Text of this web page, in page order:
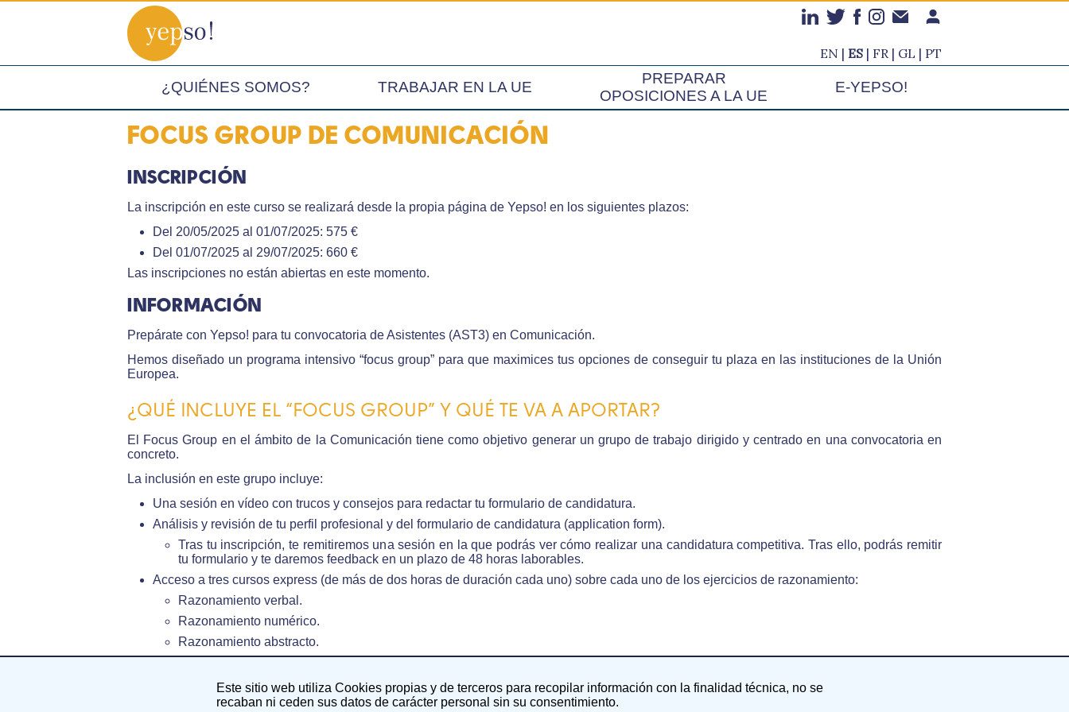
EN ES FR GL PT
¿QUIÉNES SOMOS? TRABAJAR EN LA UE
PREPARAR
OPOSICIONES A LA UE
E-YEPSO!
FOCUS GROUP DE COMUNICACIÓN
INSCRIPCIÓN
La inscripción en este curso se realizará desde la propia página de Yepso! en los siguientes plazos:
Del 20/05/2025 al 01/07/2025: 575 €
Del 01/07/2025 al 29/07/2025: 660 €
Las inscripciones no están abiertas en este momento.
INFORMACIÓN
Prepárate con Yepso! para tu convocatoria de Asistentes (AST3) en Comunicación.
Hemos diseñado un programa intensivo “focus group” para que maximices tus opciones de conseguir tu plaza en las instituciones de la Unión
Europea.
¿QUÉ INCLUYE EL “FOCUS GROUP” Y QUÉ TE VA A APORTAR?
El Focus Group en el ámbito de la Comunicación tiene como objetivo generar un grupo de trabajo dirigido y centrado en una convocatoria en
concreto.
La inclusión en este grupo incluye:
Una sesión en vídeo con trucos y consejos para redactar tu formulario de candidatura.
Análisis y revisión de tu perfil profesional y del formulario de candidatura (application form).
Tras tu inscripción, te remitiremos una sesión en la que podrás ver cómo realizar una candidatura competitiva. Tras ello, podrás remitir
tu formulario y te daremos feedback en un plazo de 48 horas laborables.
Acceso a tres cursos express (de más de dos horas de duración cada uno) sobre cada uno de los ejercicios de razonamiento:
Razonamiento verbal.
Razonamiento numérico.
Razonamiento abstracto.
Lengua 1: se pueden enviar los ejercicios en español, portugués, inglés, francés o italiano.
Una sesión grupal en vivo sobre la prueba de Field-related MCQ test.
Este sitio web utiliza Cookies propias y de terceros para recopilar información con la finalidad técnica, no se
recaban ni ceden sus datos de carácter personal sin su consentimiento.